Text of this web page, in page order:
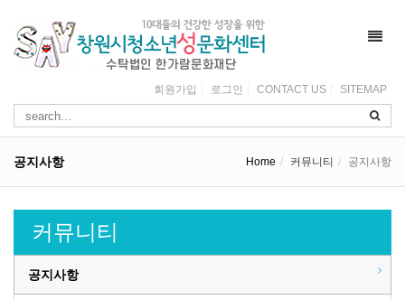
회원가입 로그인 CONTACT US SITEMAP
공지사항 Home 커뮤니티 공지사항
커뮤니티
공지사항